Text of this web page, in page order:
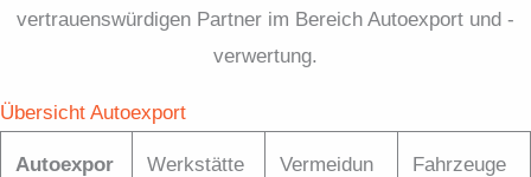
vertrauenswürdigen Partner im Bereich Autoexport und -
verwertung.
Übersicht Autoexport
Autoexpor
Werkstätte
Vermeidun
Fahrzeuge